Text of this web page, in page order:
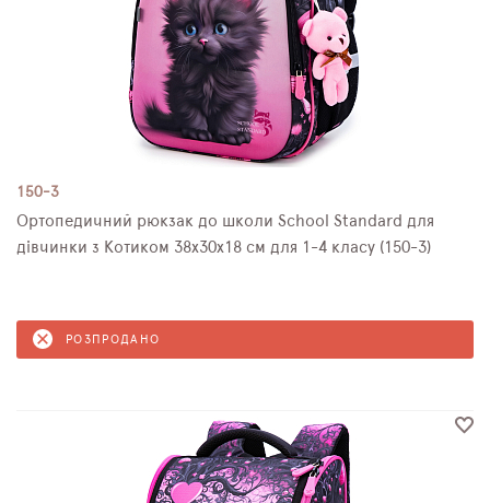
150-3
Ортопедичний рюкзак до школи School Standard для
дівчинки з Котиком 38х30х18 см для 1-4 класу (150-3)
РОЗПРОДАНО